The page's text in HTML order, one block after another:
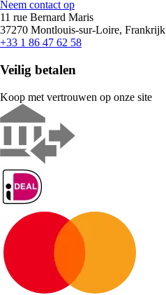
Neem contact op
11 rue Bernard Maris
37270 Montlouis-sur-Loire, Frankrijk
+33 1 86 47 62 58
Veilig betalen
Koop met vertrouwen op onze site